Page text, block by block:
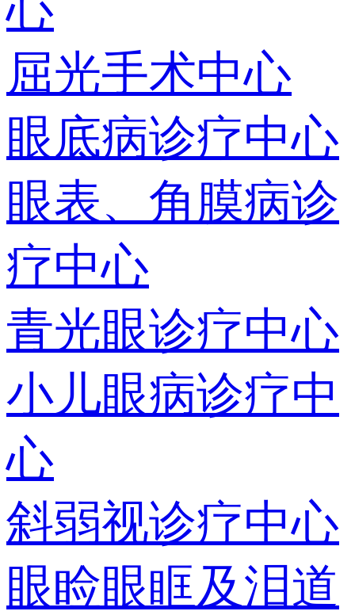
屈光手术中心
眼底病诊疗中心
眼表、角膜病诊
疗中心
青光眼诊疗中心
小儿眼病诊疗中
心
斜弱视诊疗中心
眼睑眼眶及泪道